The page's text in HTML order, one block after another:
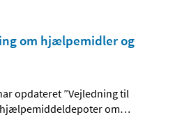
om hjælpemidler og
opdateret ”Vejledning til
om…